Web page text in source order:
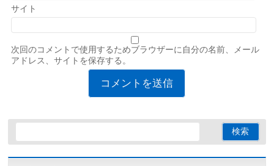
サイト
次回のコメントで使用するためブラウザーに自分の名前、メール
アドレス、サイトを保存する。